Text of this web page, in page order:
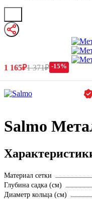
1 165₽1 371₽ -15%
Salmo
Материал сетки
Глубина садка (см)
Диаметр кольца (см)